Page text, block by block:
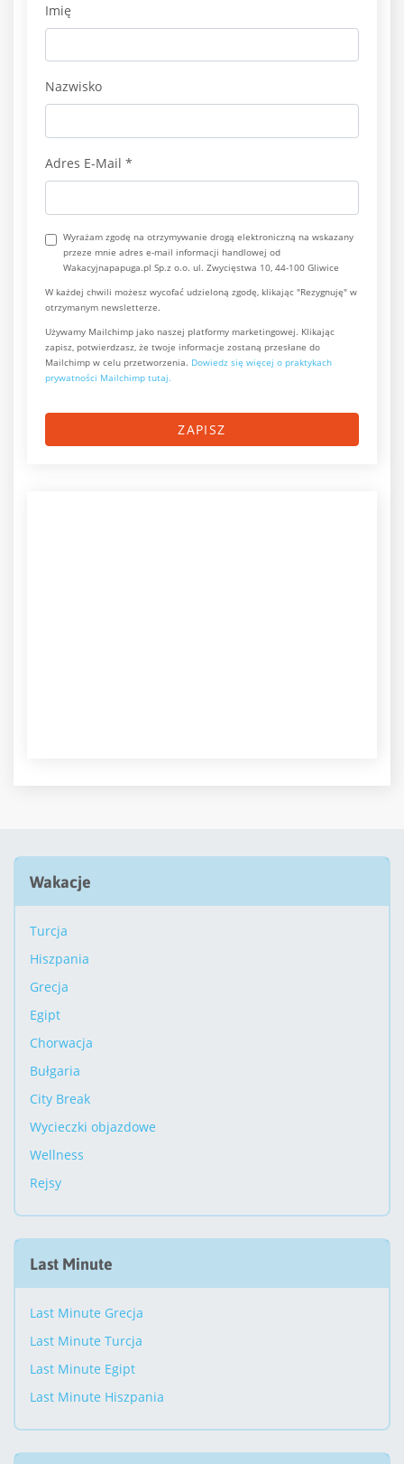
Imię
Nazwisko
Adres E-Mail *
Wyrażam zgodę na otrzymywanie drogą elektroniczną na wskazany
przeze mnie adres e-mail informacji handlowej od
Wakacyjnapapuga.pl Sp.z o.o. ul. Zwycięstwa 10, 44-100 Gliwice
W każdej chwili możesz wycofać udzieloną zgodę, klikając "Rezygnuję" w
otrzymanym newsletterze.
Używamy Mailchimp jako naszej platformy marketingowej. Klikając
zapisz, potwierdzasz, że twoje informacje zostaną przesłane do
Mailchimp w celu przetworzenia. Dowiedz się więcej o praktykach
prywatności Mailchimp tutaj.
ZAPISZ
Wakacje
Turcja
Hiszpania
Grecja
Egipt
Chorwacja
Bułgaria
City Break
Wycieczki objazdowe
Wellness
Rejsy
Last Minute
Last Minute Grecja
Last Minute Turcja
Last Minute Egipt
Last Minute Hiszpania